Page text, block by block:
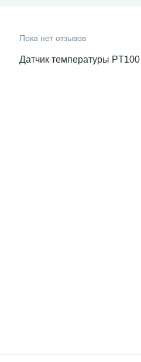
Пока нет отзывов
Датчик температуры